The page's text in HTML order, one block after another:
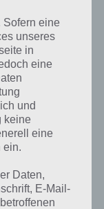
Sofern eine
unseres
in
eine
und
keine
eine
ein.
Daten,
E-Mail-